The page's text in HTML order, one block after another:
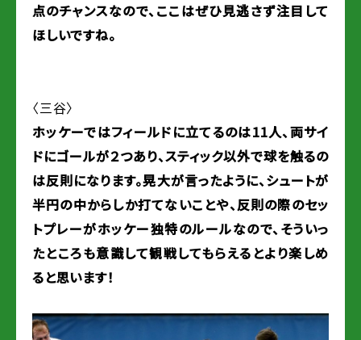
点のチャンスなので、ここはぜひ見逃さず注目して
ほしいですね。
〈三谷〉
ホッケーではフィールドに立てるのは11人、両サイ
ドにゴールが２つあり、スティック以外で球を触るの
は反則になります。晃大が言ったように、シュートが
半円の中からしか打てないことや、反則の際のセッ
トプレーがホッケー独特のルールなので、そういっ
たところも意識して観戦してもらえるとより楽しめ
ると思います！